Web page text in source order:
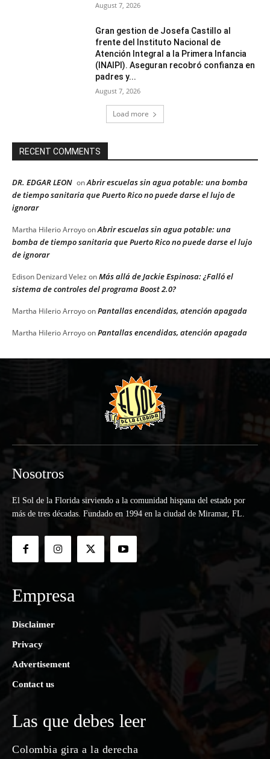
August 7, 2026
Gran gestion de Josefa Castillo al
frente del Instituto Nacional de
Atención Integral a la Primera Infancia
(INAIPI). Aseguran recobró confianza en
padres y...
August 7, 2026
Load more
RECENT COMMENTS
DR. EDGAR LEON onAbrir escuelas sin agua potable: una bomba
de tiempo sanitaria que Puerto Rico no puede darse el lujo de
ignorar
Martha Hilerio ArroyoonAbrir escuelas sin agua potable: una
bomba de tiempo sanitaria que Puerto Rico no puede darse el lujo
de ignorar
Edison Denizard Velez onMás allá de Jackie Espinosa: ¿Falló el
sistema de controles del programa Boost 2.0?
Martha Hilerio ArroyoonPantallas encendidas, atención apagada
Martha Hilerio ArroyoonPantallas encendidas, atención apagada
Nosotros
El Sol de la Florida sirviendo a la comunidad hispana del estado por
más de tres décadas. Fundado en 1994 en la ciudad de Miramar, FL.
Empresa
Disclaimer
Privacy
Advertisement
Contact us
Las que debes leer
Colombia gira a la derecha